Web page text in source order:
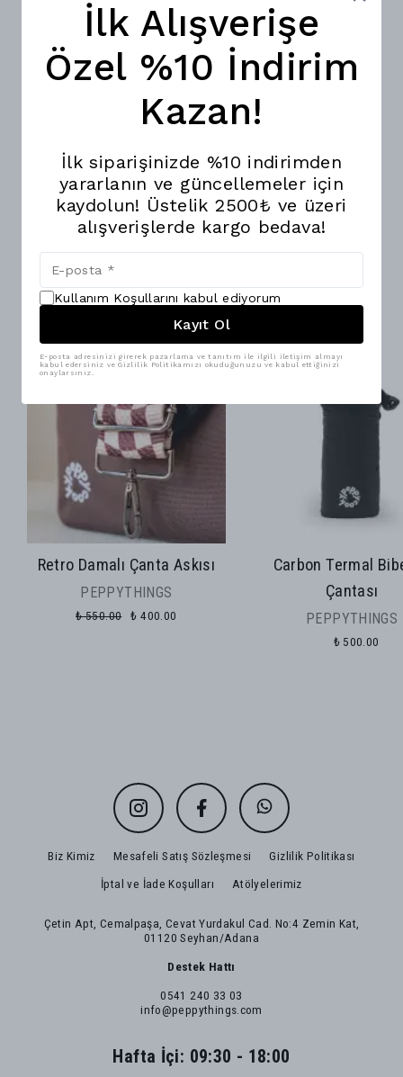
WHATSAPP
4 cm genişliğindedir.
Tüm aparatları metaldir.
Kanserojen madde içermez.
1.20 cm uzunluğundadır.
Askılar yalnızca klasik termal çantalarda kullanılmaktadır
Son Baktıklarınız
27% İndirim
Retro Damalı Çanta Askısı
PEPPYTHINGS
₺ 550.00 ₺ 400.00
Carbon Termal
Çantası
PEPPYTHINGS
₺ 500.00
Biz Kimiz Mesafeli Satış Sözleşmesi
Gizlilik Politikası
İptal ve İade Koşulları
Atölyelerimiz
Çetin Apt, Cemalpaşa, Cevat Yurdakul Cad. No:4 Zemin Kat,
01120 Seyhan/Adana
Destek Hattı
0541 240 33 03
info@peppythings.com
Hafta İçi: 09:30 - 18:00
İlk Alışverişe
Özel %10 İndirim
Kazan!
İlk siparişinizde %10 indirimden
yararlanın ve güncellemeler için
kaydolun! Üstelik 2500₺ ve üzeri
alışverişlerde kargo bedava!
Kullanım Koşullarını kabul ediyorum
Kayıt Ol
E-posta adresinizi girerek pazarlama ve tanıtım ile ilgili iletişim almayı
kabul edersiniz ve Gizlilik Politikamızı okuduğunuzu ve kabul ettiğinizi
onaylarsınız.